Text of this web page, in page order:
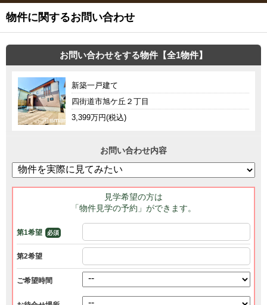
物件に関するお問い合わせ
お問い合わせをする物件【全1物件】
新築一戸建て
四街道市旭ケ丘２丁目
3,399万円(税込)
お問い合わせ内容
見学希望の方は
「物件見学の予約」ができます。
第1希望 必須
第2希望
ご希望時間